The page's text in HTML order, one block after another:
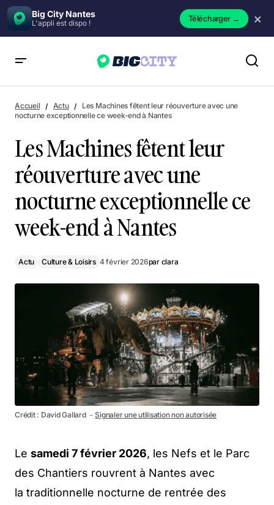
Big City Nantes
L'appli est dispo ! Télécharger→ ×
exceptionnelle ce week-end à Nantes
Accueil Actu
Les Machines fêtent leur réouverture avec une
nocturne exceptionnelle ce week-end à Nantes
Les Machines fêtent leur
réouverture avec une
nocturne exceptionnelle ce
week-end à Nantes
Actu Culture & Loisirs 4 février 2026par clara
Crédit : David Gallard －Signaler une utilisation non autorisée
Le samedi 7 février 2026, les Nefs et le Parc
des Chantiers rouvrent à Nantes avec
la traditionnelle nocturne de rentrée des